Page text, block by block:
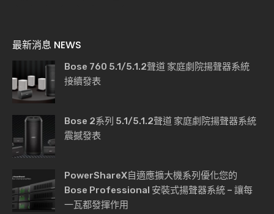
最新消息 NEWS
Bose 760 5.1/5.1.2聲道 家庭劇院揚聲器系統
接續發表
Bose 2系列 5.1/5.1.2聲道 家庭劇院揚聲器系統
震撼發表
PowerShareX自適應擴大機系列優化您的
Bose Professional 安裝式揚聲器系統 – 讓每
一瓦都發揮作用